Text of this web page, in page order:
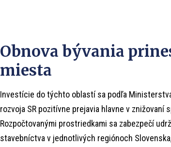
Obnova bývania
miesta
Investície do týchto oblastí sa podľa
rozvoja SR pozitívne prejavia hlavne v znižovaní
Rozpočtovanými prostriedkami sa zabezpečí
stavebníctva v jednotlivých regiónoch